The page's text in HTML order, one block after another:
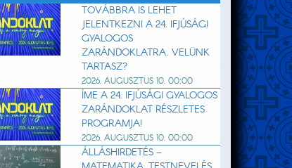
TOVÁBBRA IS LEHET
JELENTKEZNI A 24. IFJÚSÁGI
GYALOGOS
ZARÁNDOKLATRA. VELÜNK
TARTASZ?
2026. AUGUSZTUS 10. 00:00
ÍME A 24. IFJÚSÁGI GYALOGOS
ZARÁNDOKLAT RÉSZLETES
PROGRAMJA!
2026. AUGUSZTUS 10. 00:00
ÁLLÁSHIRDETÉS –